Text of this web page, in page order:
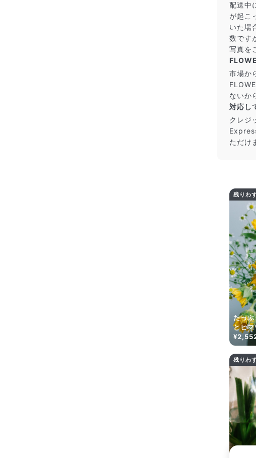
届い
もし
あっ
ださ
写真
商
影
ズ・
に近
す。
よく
Q.
いい
配送中
が起こ
いた場
数です
写真を
市場か
ないか
対応し
クレジ
ただけ
残りわ
たっ
とヒ
残りわ